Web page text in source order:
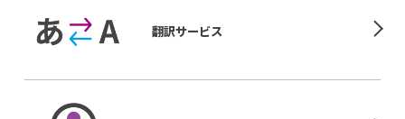
翻訳サービス